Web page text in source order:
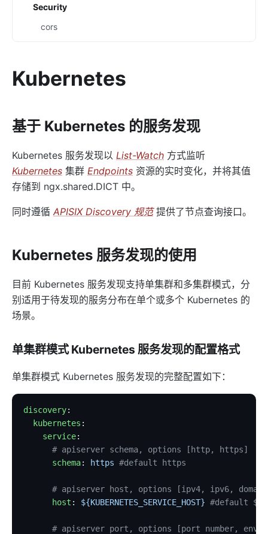
Security
cors
ua-restriction
consumer-restriction
csrf
public-api
chaitin-waf
Traffic
limit-conn
proxy-cache
graphql-proxy-cache
oas-validator
proxy-mirror
api-breaker
traffic-split
traffic-label
request-id
proxy-control
Kubernetes
基于 Kubernetes 的服务发现
Kubernetes 服务发现以 List-Watch 方式监听
Kubernetes 集群 Endpoints 资源的实时变化，并将其值
存储到 ngx.shared.DICT 中。
同时遵循 APISIX Discovery 规范提供了节点查询接口。
Kubernetes 服务发现的使用
目前 Kubernetes 服务发现支持单集群和多集群模式，分
别适用于待发现的服务分布在单个或多个 Kubernetes 的
场景。
单集群模式 Kubernetes 服务发现的配置格式
单集群模式 Kubernetes 服务发现的完整配置如下：
discovery:
  kubernetes
:
    service
:
      # apiserver schema, options [http, https]
      schema
: https #default https
# apiserver host, options [ipv4, ipv6,
      host
: ${KUBERNETES_SERVICE_HOST} #default
# apiserver port, options [port number,